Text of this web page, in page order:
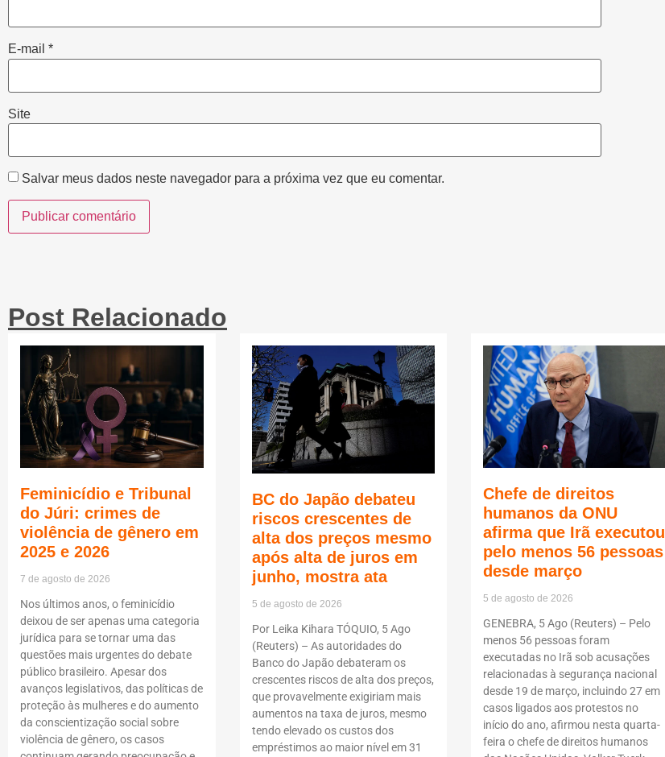
E-mail *
Site
Salvar meus dados neste navegador para a próxima vez que eu comentar.
Post Relacionado
Feminicídio e Tribunal
do Júri: crimes de
violência de gênero em
2025 e 2026
7 de agosto de 2026
Nos últimos anos, o feminicídio
deixou de ser apenas uma categoria
jurídica para se tornar uma das
questões mais urgentes do debate
público brasileiro. Apesar dos
avanços legislativos, das políticas de
proteção às mulheres e do aumento
da conscientização social sobre
violência de gênero, os casos
BC do Japão debateu
riscos crescentes de
alta dos preços mesmo
após alta de juros em
junho, mostra ata
5 de agosto de 2026
Por Leika Kihara TÓQUIO, 5 Ago
(Reuters) – As autoridades do
Banco do Japão debateram os
crescentes riscos de alta dos preços,
que provavelmente exigiriam mais
aumentos na taxa de juros, mesmo
tendo elevado os custos dos
empréstimos ao maior nível em 31
Chefe de direitos
humanos da ONU
afirma que Irã executou
pelo menos 56 pessoas
desde março
5 de agosto de 2026
GENEBRA, 5 Ago (Reuters) – Pelo
menos 56 pessoas foram
executadas no Irã sob acusações
relacionadas à segurança nacional
desde 19 de março, incluindo 27 em
casos ligados aos protestos no
início do ano, afirmou nesta quarta-
feira o chefe de direitos humanos